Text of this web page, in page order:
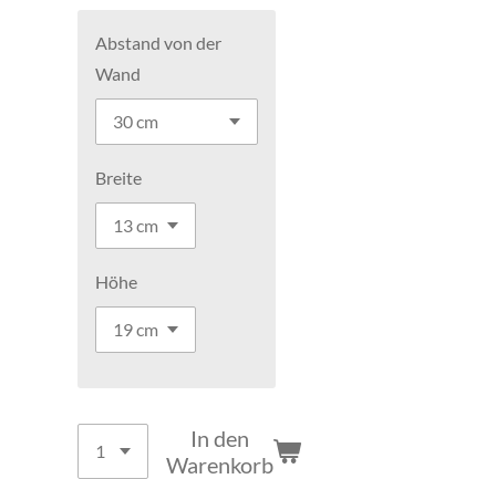
Abstand von der
Wand
Breite
Höhe
In den
Warenkorb